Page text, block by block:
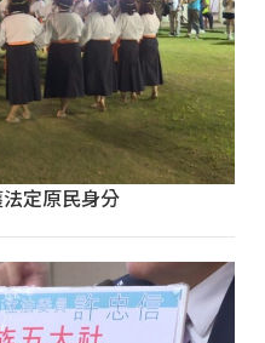
定原民身分